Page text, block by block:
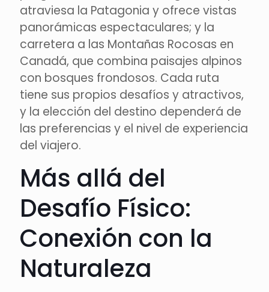
atraviesa la Patagonia y ofrece vistas
panorámicas espectaculares; y la
carretera a las Montañas Rocosas en
Canadá, que combina paisajes alpinos
con bosques frondosos. Cada ruta
tiene sus propios desafíos y atractivos,
y la elección del destino dependerá de
las preferencias y el nivel de experiencia
del viajero.
Más allá del
Desafío Físico:
Conexión con la
Naturaleza